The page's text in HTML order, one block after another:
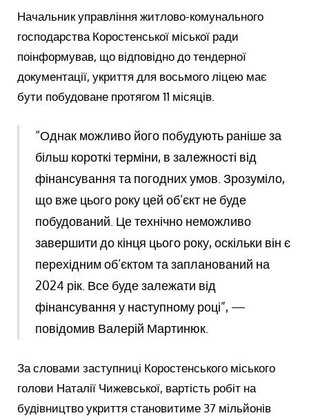
Начальник управління житлово-комунального
господарства Коростенської міської ради
поінформував, що відповідно до тендерної
документації, укриття для восьмого ліцею має
бути побудоване протягом 11 місяців.
“Однак можливо його побудують раніше за
більш короткі терміни, в залежності від
фінансування та погодних умов. Зрозуміло,
що вже цього року цей об’єкт не буде
побудований. Це технічно неможливо
завершити до кінця цього року, оскільки він є
перехідним об’єктом та запланований на
2024 рік. Все буде залежати від
фінансування у наступному році”, —
повідомив Валерій Мартинюк.
За словами заступниці Коростенського міського
голови Наталії Чижевської, вартість робіт на
будівництво укриття становитиме 37 мільйонів